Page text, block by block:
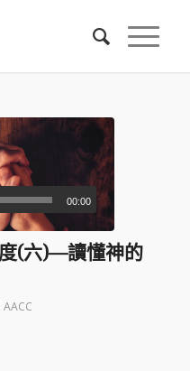
00:00
(六)—讀懂神的
AACC